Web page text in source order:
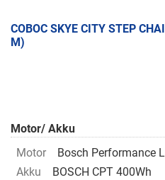
COBOC SKYE CITY STEP
M)
Motor/ Akku
Motor
Bosch Performance
Akku
BOSCH CPT 400Wh